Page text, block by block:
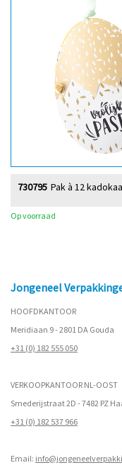
Pak à 12
730795
Op voorraad
Jongeneel
HOOFDKANTOOR
Meridiaan 9 - 2801 DA Gouda
+31 (0) 182 555 050
VERKOOPKANTOOR NL-OOST
Smederijstraat 2D - 7482 PZ
+31 (0) 182 537 966
Email: